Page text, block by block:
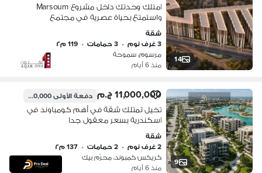
14
امتلك وحدتك داخل مشروع Marsoum
واستمتع بحياة عصرية في مجتمع
متكامل
شقة
3 غرف نوم
• 3 حمامات • 119 م٢
مرسوم، سموحة
منذ 6 أيام
9
11,000,000 ج.م دفعة الأولى550,000 ج.م
تخيل تمتلك شقة في أهم كومباوند في
اسكندرية بسعر معقول جدا
شقة
2 غرف نوم
• 2 حمامات • 137 م٢
كريكس كمبوند، محرّم بيك
منذ 6 أيام